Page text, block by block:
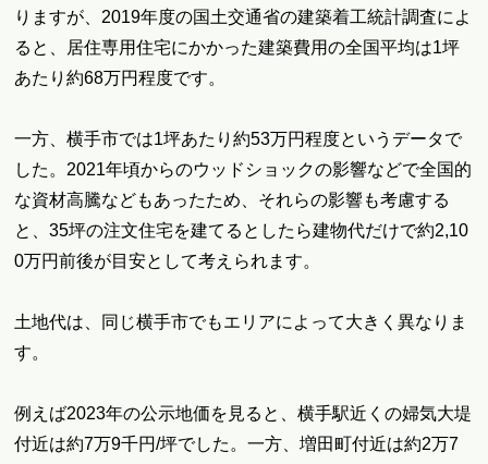
りますが、2019年度の国土交通省の建築着工統計調査によ
ると、居住専用住宅にかかった建築費用の全国平均は1坪
あたり約68万円程度です。
一方、横手市では1坪あたり約53万円程度というデータで
した。2021年頃からのウッドショックの影響などで全国的
な資材高騰などもあったため、それらの影響も考慮する
と、35坪の注文住宅を建てるとしたら建物代だけで約2,10
0万円前後が目安として考えられます。
土地代は、同じ横手市でもエリアによって大きく異なりま
す。
例えば2023年の公示地価を見ると、横手駅近くの婦気大堤
付近は約7万9千円/坪でした。一方、増田町付近は約2万7